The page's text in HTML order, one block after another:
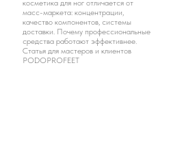
косметика для ног отличается от
масс-маркета: концентрации,
качество компонентов, системы
доставки. Почему профессиональные
средства работают эффективнее.
Статья для мастеров и клиентов
PODOPROFEET